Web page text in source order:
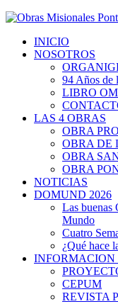
INICIO
NOSOTROS
94 Años de
LIBRO
LAS 4 OBRAS
OBRA
OBRA DE
OBRA
OBRA
NOTICIAS
DOMUND 2026
Las buenas
Mundo
Cuatro
¿Qué hace
CEPUM
REVISTA